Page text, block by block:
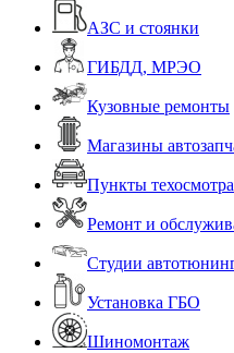
АЗС и стоянки
ГИБДД, МРЭО
Кузовные ремонты
Магазины
Пункты техосмотра
Ремонт и
Студии
Установка ГБО
Шиномонтаж